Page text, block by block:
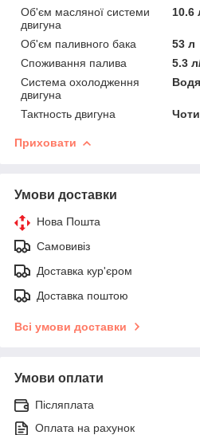
Об'єм масляної системи
двигуна
10.6
Об'єм паливного бака
53 л
Споживання палива
5.3
Система охолодження
двигуна
Тактность двигуна
Приховати
Умови доставки
Нова Пошта
Самовивіз
Доставка кур'єром
Доставка поштою
Всі умови доставки
Умови оплати
Післяплата
Оплата на рахунок